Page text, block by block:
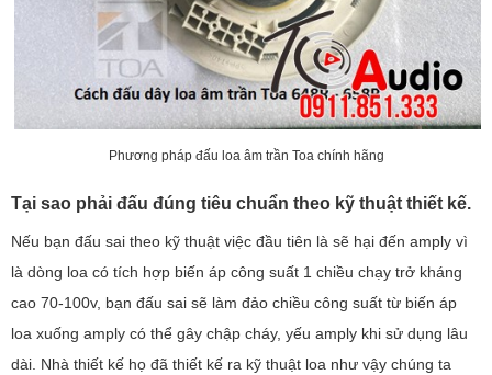
Phương pháp đấu loa âm trần Toa chính hãng
Tại sao phải đấu đúng tiêu chuẩn theo kỹ thuật thiết kế.
Nếu bạn đấu sai theo kỹ thuật việc đầu tiên là sẽ hại đến amply vì
là dòng loa có tích hợp biến áp công suất 1 chiều chạy trở kháng
cao 70-100v, bạn đấu sai sẽ làm đảo chiều công suất từ biến áp
loa xuống amply có thể gây chập cháy, yếu amply khi sử dụng lâu
dài. Nhà thiết kế họ đã thiết kế ra kỹ thuật loa như vậy chúng ta